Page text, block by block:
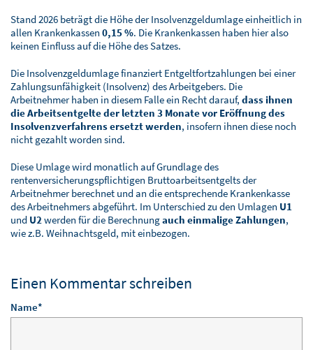
Stand 2026 beträgt die Höhe der Insolvenzgeldumlage einheitlich in
allen Krankenkassen 0,15 %. Die Krankenkassen haben hier also
keinen Einfluss auf die Höhe des Satzes.
Die Insolvenzgeldumlage finanziert Entgeltfortzahlungen bei einer
Zahlungsunfähigkeit (Insolvenz) des Arbeitgebers. Die
Arbeitnehmer haben in diesem Falle ein Recht darauf, dass ihnen
die Arbeitsentgelte der letzten 3 Monate vor Eröffnung des
Insolvenzverfahrens ersetzt werden, insofern ihnen diese noch
nicht gezahlt worden sind.
Diese Umlage wird monatlich auf Grundlage des
rentenversicherungspflichtigen Bruttoarbeitsentgelts der
Arbeitnehmer berechnet und an die entsprechende Krankenkasse
des Arbeitnehmers abgeführt. Im Unterschied zu den Umlagen U1
und U2werden für die Berechnungauch einmalige Zahlungen,
wie z.B. Weihnachtsgeld, mit einbezogen.
Einen Kommentar schreiben
Pflichtfeld
Name*